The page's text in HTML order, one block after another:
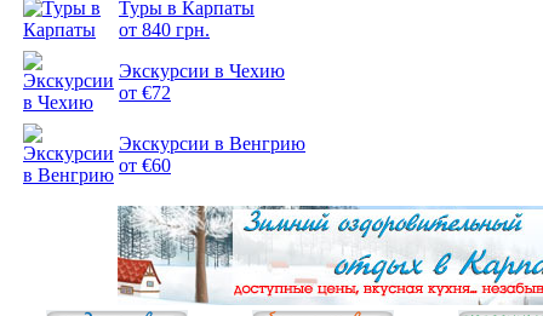
Туры в Карпаты
от 840 грн.
Экскурсии в Чехию
от €72
Экскурсии в Венгрию
от €60